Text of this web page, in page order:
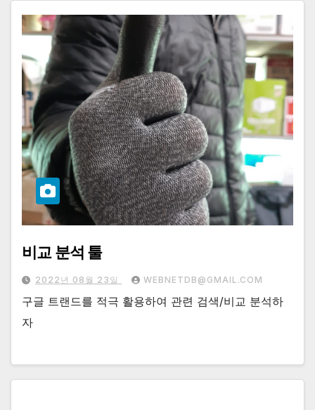
비교 분석 툴
2022년 08월 23일 WEBNETDB@GMAIL.COM
구글 트랜드를 적극 활용하여 관련 검색/비교 분석하
자